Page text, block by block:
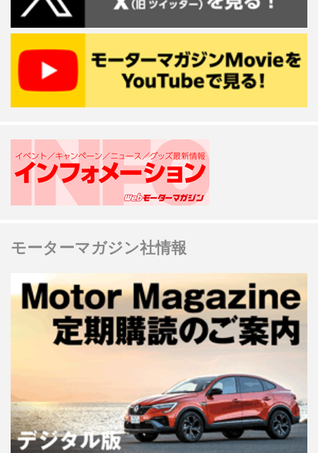
モーターマガジン社情報